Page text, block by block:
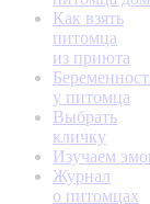
Как взять
питомца
из приюта
у питомца
Выбрать
кличку
Изучаем
Журнал
о питомцах